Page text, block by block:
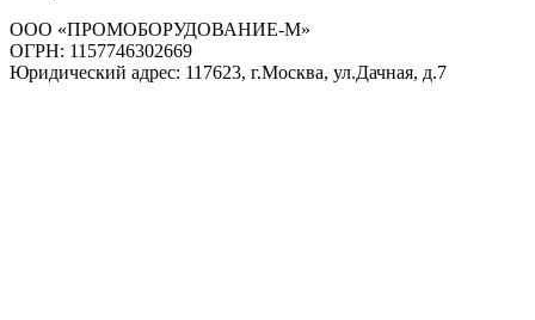
ООО «ПРОМОБОРУДОВАНИЕ-М»
ОГРН: 1157746302669
Юридический адрес: 117623, г.Москва, ул.Дачная, д.7